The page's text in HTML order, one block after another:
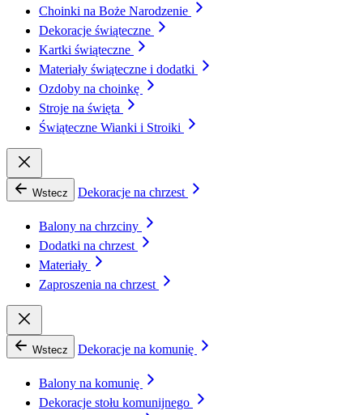
Choinki na Boże Narodzenie
Dekoracje świąteczne
Kartki świąteczne
Materiały świąteczne i dodatki
Ozdoby na choinkę
Stroje na święta
Świąteczne Wianki i Stroiki
Wstecz Dekoracje na chrzest
Balony na chrzciny
Dodatki na chrzest
Materiały
Zaproszenia na chrzest
Wstecz Dekoracje na komunię
Balony na komunię
Dekoracje stołu komunijnego